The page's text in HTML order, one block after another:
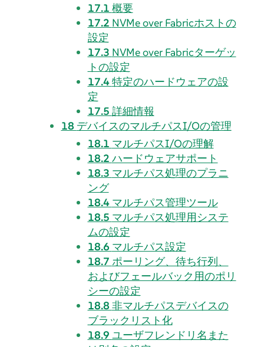
17.1 概要
17.2 NVMe over Fabricホストの
設定
17.3 NVMe over Fabricターゲッ
トの設定
17.4特定のハードウェアの設
定
17.5 詳細情報
18 デバイスのマルチパスI/Oの管理
18.1 マルチパスI/Oの理解
18.2 ハードウェアサポート
18.3 マルチパス処理のプラニ
ング
18.4 マルチパス管理ツール
18.5 マルチパス処理用システ
ムの設定
18.6 マルチパス設定
18.7 ポーリング、待ち行列、
およびフェールバック用のポリ
シーの設定
18.8 非マルチパスデバイスの
ブラックリスト化
18.9 ユーザフレンドリ名また